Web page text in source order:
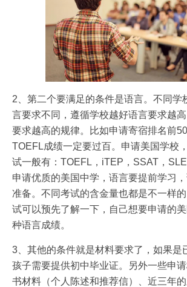
2、第二个要满足的条件是语言。不同学
言要求不同，遵循学校越好语言要求越
要求越高的规律。比如申请寄宿排名前
TOEFL成绩一定要过百。申请美国学校
试一般有：TOEFL，iTEP，SSAT，
申请优质的美国中学，语言要提前学习
准备。不同考试的含金量也都是不一样
试可以预先了解一下，自己想要申请的
种语言成绩。
3、其他的条件就是材料要求了，如果是
孩子需要提供初中毕业证。另外一些申
书材料（个人陈述和推荐信）、近三年的